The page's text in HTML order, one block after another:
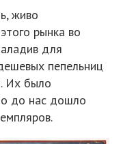
живо
рынка во
для
пепельниц
Их было
до нас дошло